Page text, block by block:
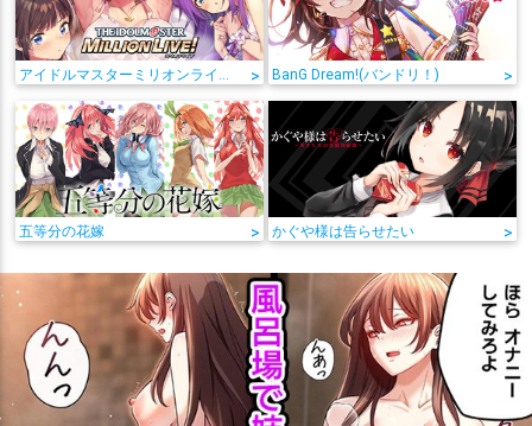
> BanG Dream!(バンドリ！) >
五等分の花嫁 > かぐや様は告らせたい >